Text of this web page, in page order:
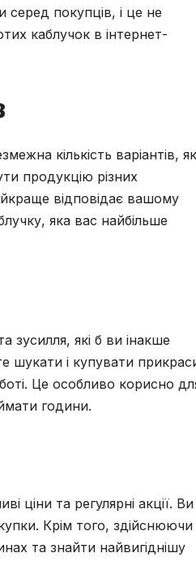
покупців, і це не
каблучок в інтернет-
кількість варіантів,
продукцію різних
відповідає вашому
яка вас найбільше
які б ви інакше
шукати і купувати
Це особливо корисно
години.
ціни та регулярні акції. Ви
Крім того, здійснюючи
та знайти найвигіднішу